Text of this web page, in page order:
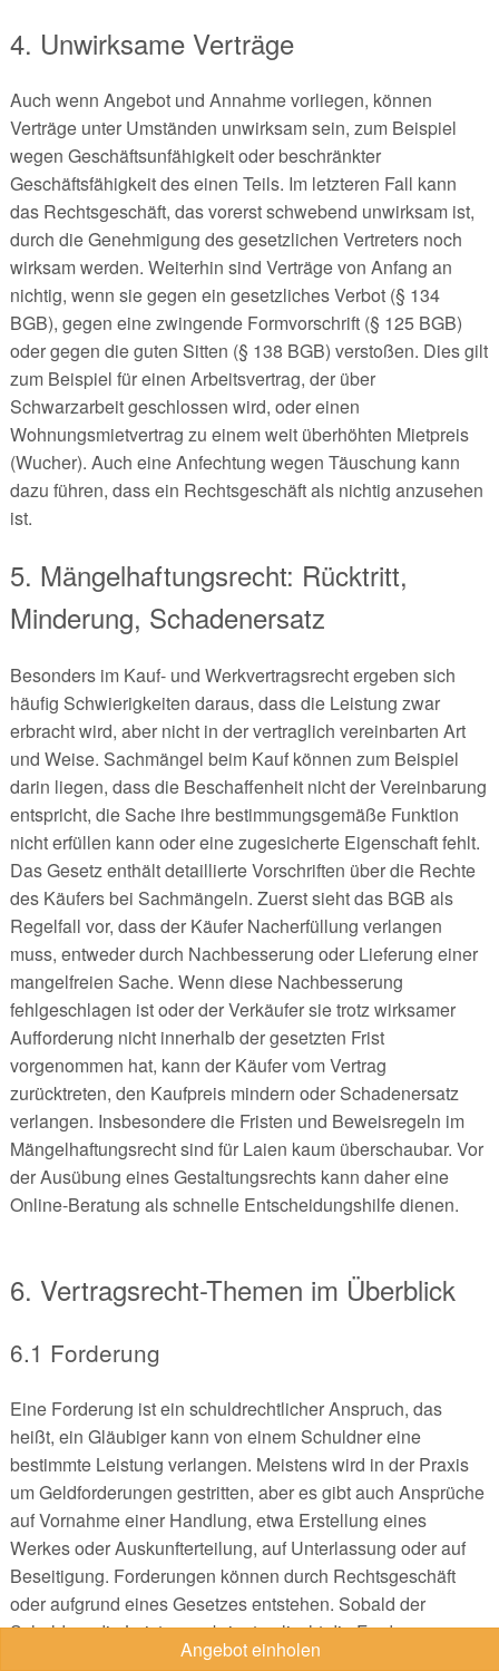
Angebot einholen
4. Unwirksame Verträge
Auch wenn Angebot und Annahme vorliegen, können
Verträge unter Umständen unwirksam sein, zum Beispiel
wegen Geschäftsunfähigkeit oder beschränkter
Geschäftsfähigkeit des einen Teils. Im letzteren Fall kann
das Rechtsgeschäft, das vorerst schwebend unwirksam ist,
durch die Genehmigung des gesetzlichen Vertreters noch
wirksam werden. Weiterhin sind Verträge von Anfang an
nichtig, wenn sie gegen ein gesetzliches Verbot (§ 134
BGB), gegen eine zwingende Formvorschrift (§ 125 BGB)
oder gegen die guten Sitten (§ 138 BGB) verstoßen. Dies gilt
zum Beispiel für einen Arbeitsvertrag, der über
Schwarzarbeit geschlossen wird, oder einen
Wohnungsmietvertrag zu einem weit überhöhten Mietpreis
(Wucher). Auch eine Anfechtung wegen Täuschung kann
dazu führen, dass ein Rechtsgeschäft als nichtig anzusehen
ist.
5. Mängelhaftungsrecht: Rücktritt,
Minderung, Schadenersatz
Besonders im Kauf- und Werkvertragsrecht ergeben sich
häufig Schwierigkeiten daraus, dass die Leistung zwar
erbracht wird, aber nicht in der vertraglich vereinbarten Art
und Weise. Sachmängel beim Kauf können zum Beispiel
darin liegen, dass die Beschaffenheit nicht der Vereinbarung
entspricht, die Sache ihre bestimmungsgemäße Funktion
nicht erfüllen kann oder eine zugesicherte Eigenschaft fehlt.
Das Gesetz enthält detaillierte Vorschriften über die Rechte
des Käufers bei Sachmängeln. Zuerst sieht das BGB als
Regelfall vor, dass der Käufer Nacherfüllung verlangen
muss, entweder durch Nachbesserung oder Lieferung einer
mangelfreien Sache. Wenn diese Nachbesserung
fehlgeschlagen ist oder der Verkäufer sie trotz wirksamer
Aufforderung nicht innerhalb der gesetzten Frist
vorgenommen hat, kann der Käufer vom Vertrag
zurücktreten, den Kaufpreis mindern oder Schadenersatz
verlangen. Insbesondere die Fristen und Beweisregeln im
Mängelhaftungsrecht sind für Laien kaum überschaubar. Vor
der Ausübung eines Gestaltungsrechts kann daher eine
Online-Beratung als schnelle Entscheidungshilfe dienen.
6. Vertragsrecht-Themen im Überblick
6.1 Forderung
Eine Forderung ist ein schuldrechtlicher Anspruch, das
heißt, ein Gläubiger kann von einem Schuldner eine
bestimmte Leistung verlangen. Meistens wird in der Praxis
um Geldforderungen gestritten, aber es gibt auch Ansprüche
auf Vornahme einer Handlung, etwa Erstellung eines
Werkes oder Auskunfterteilung, auf Unterlassung oder auf
Beseitigung. Forderungen können durch Rechtsgeschäft
oder aufgrund eines Gesetzes entstehen. Sobald der
Schuldner die Leistung erbringt, erlischt die Forderung.